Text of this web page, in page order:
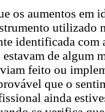
os aumentos em
utilizado
identificada
de algum
feito ou
que o
ainda